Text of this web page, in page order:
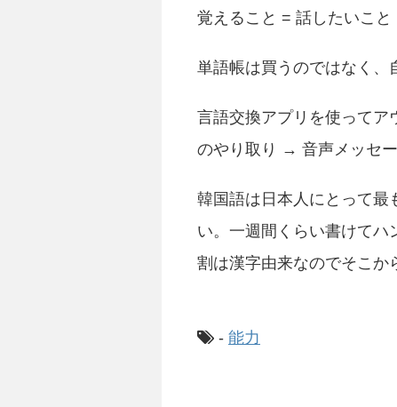
覚えること = 話したいこと
単語帳は買うのではなく、
言語交換アプリを使ってア
のやり取り → 音声メッセ
韓国語は日本人にとって最
い。一週間くらい書けてハ
割は漢字由来なのでそこか
- 能力